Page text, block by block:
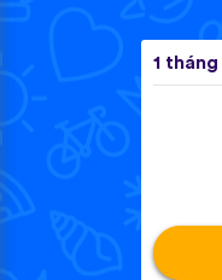
1 tháng